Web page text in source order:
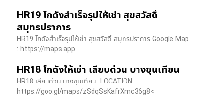
HR19 โกดังสำเร็จรุปให้เช่า สุขสวัสดิ์
สมุทรปราการ
HR19 โกดังสำเร็จรุปให้เช่า สุขสวัสดิ์ สมุทรปราการ Google Map
: https://maps.app.
HR18 โกดังให้เช่า เลียบด่วน บางขุนเทียน
HR18 เลียบด่วน​ บางขุนเทียน​ LOCATION
https://goo.gl/maps/zSdqSsKafrXmc36g8<